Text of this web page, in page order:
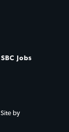
SBC Jobs
by